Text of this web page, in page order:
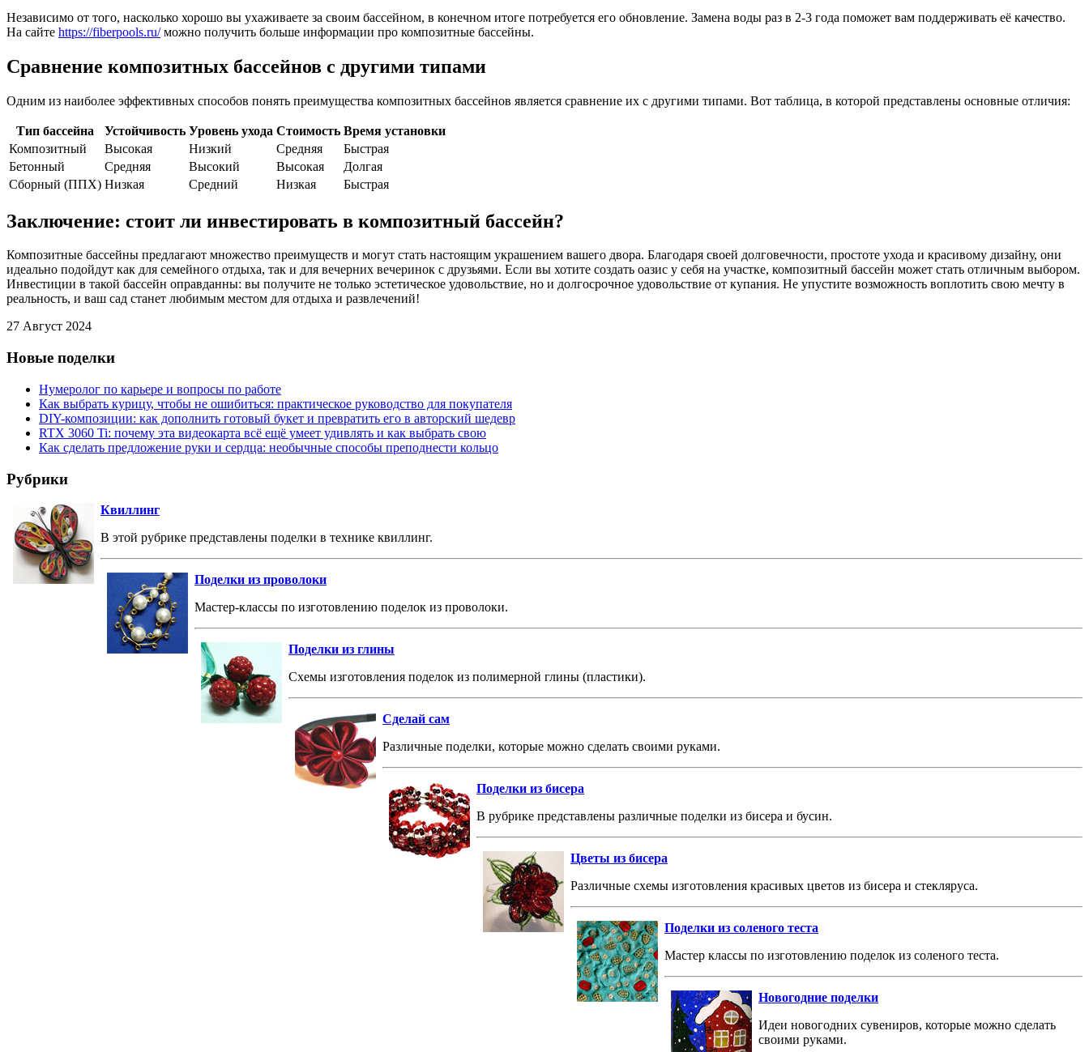
Независимо от того, насколько хорошо вы ухаживаете за своим бассейном, в конечном итоге потребуется его обновление. Замена воды раз в 2-3 года поможет вам поддерживать её качество.
На сайте https://fiberpools.ru/можно получить больше информации про композитные бассейны.
Сравнение композитных бассейнов с другими типами
Одним из наиболее эффективных способов понять преимущества композитных бассейнов является сравнение их с другими типами. Вот таблица, в которой представлены основные отличия:
Тип бассейна Устойчивость Уровень ухода Стоимость Время установки
Композитный
Высокая Низкий Средняя
Быстрая
Бетонный
Средняя Высокий Высокая
Долгая
Сборный (ППХ) Низкая Средний Низкая Быстрая
Заключение: стоит ли инвестировать в композитный бассейн?
Композитные бассейны предлагают множество преимуществ и могут стать настоящим украшением вашего двора. Благодаря своей долговечности, простоте ухода и красивому дизайну, они
идеально подойдут как для семейного отдыха, так и для вечерних вечеринок с друзьями. Если вы хотите создать оазис у себя на участке, композитный бассейн может стать отличным выбором.
Инвестиции в такой бассейн оправданны: вы получите не только эстетическое удовольствие, но и долгосрочное удовольствие от купания. Не упустите возможность воплотить свою мечту в
реальность, и ваш сад станет любимым местом для отдыха и развлечений!
27 Август 2024
Новые поделки
Нумеролог по карьере и вопросы по работе
Как выбрать курицу, чтобы не ошибиться: практическое руководство для покупателя
DIY-композиции: как дополнить готовый букет и превратить его в авторский шедевр
RTX 3060 Ti: почему эта видеокарта всё ещё умеет удивлять и как выбрать свою
Как сделать предложение руки и сердца: необычные способы преподнести кольцо
Рубрики
Квиллинг
В этой рубрике представлены поделки в технике квиллинг.
Поделки из проволоки
Мастер-классы по изготовлению поделок из проволоки.
Поделки из глины
Схемы изготовления поделок из полимерной глины (пластики).
Сделай сам
Различные поделки, которые можно сделать своими руками.
Поделки из бисера
В рубрике представлены различные поделки из бисера и бусин.
Цветы из бисера
Различные схемы изготовления красивых цветов из бисера и стекляруса.
Поделки из соленого теста
Мастер классы по изготовлению поделок из соленого теста.
Новогодние поделки
Идеи новогодних сувениров, которые можно сделать
своими руками.